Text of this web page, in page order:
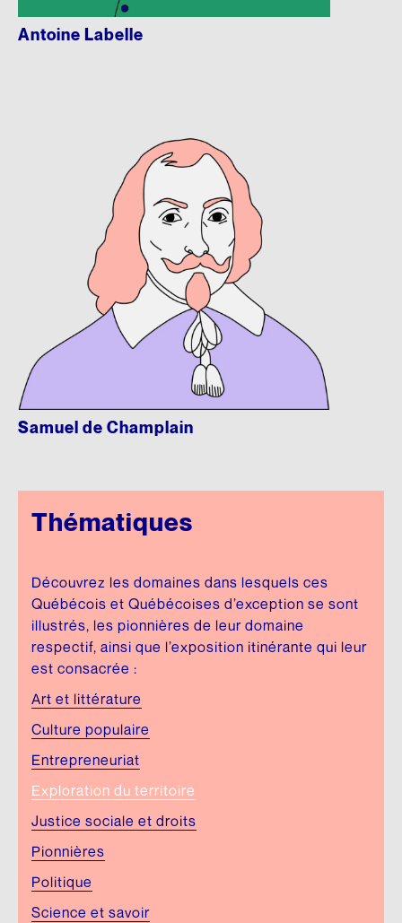
Antoine Labelle
Samuel de Champlain
Thématiques
Découvrez les domaines dans lesquels ces
Québécois et Québécoises d’exception se sont
illustrés, les pionnières de leur domaine
respectif, ainsi que l’exposition itinérante qui leur
est consacrée :
Art et littérature
Culture populaire
Entrepreneuriat
Exploration du territoire
Justice sociale et droits
Pionnières
Politique
Science et savoir